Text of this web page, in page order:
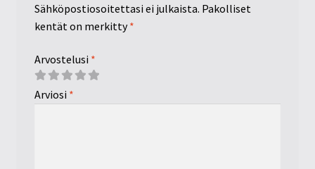
Sähköpostiosoitettasi ei julkaista. Pakolliset
kentät on merkitty*
Arvostelusi *
Arviosi *